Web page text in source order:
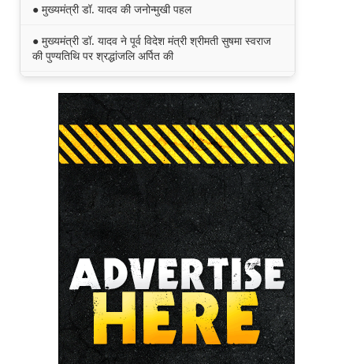
● मुख्यमंत्री डॉ. यादव की जनोन्मुखी पहल
● मुख्यमंत्री डॉ. यादव ने पूर्व विदेश मंत्री श्रीमती सुषमा स्वराज
की पुण्यतिथि पर श्रद्धांजलि अर्पित की
प्रभावी बनाने के लिए अनुशंसाएं देने उच्च स्तरीय समिति गठित
● मध्यप्रदेश में सृजन संवाद अभियान का शुभारंभ
● मध्यप्रदेश पुलिस की अवैध मादक पदार्थों के विरूद्ध प्रभावी
कार्यवाही